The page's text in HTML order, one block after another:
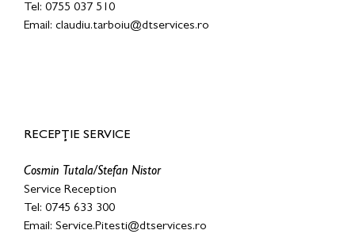
Tel: 0755 037 510
Email: claudiu.tarboiu@dtservices.ro
RECEPȚIE SERVICE
Cosmin Tutala/Stefan Nistor
Service Reception
Tel: 0745 633 300
Email: Service.Pitesti@dtservices.ro